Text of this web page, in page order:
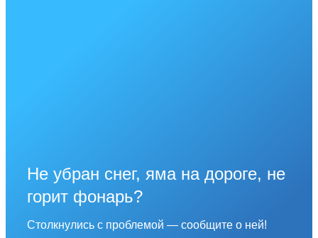
Не убран снег, яма на дороге, не
горит фонарь?
Столкнулись с проблемой — сообщите о ней!